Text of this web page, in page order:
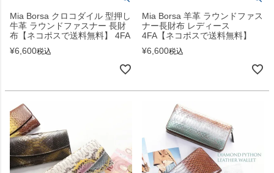
Mia Borsa クロコダイル 型押し
牛革 ラウンドファスナー 長財
布【ネコポスで送料無料】 4FA
¥6,600税込
Mia Borsa 羊革 ラウンドファス
ナー長財布 レディース
4FA【ネコポスで送料無料】
¥6,600税込